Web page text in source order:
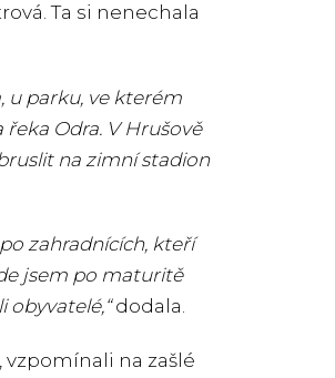
Ta si nenechala
u parku, ve kterém
Odra. V Hrušově
na zimní stadion
zahradnících, kteří
jsem po maturitě
obyvatelé,“dodala.
na zašlé